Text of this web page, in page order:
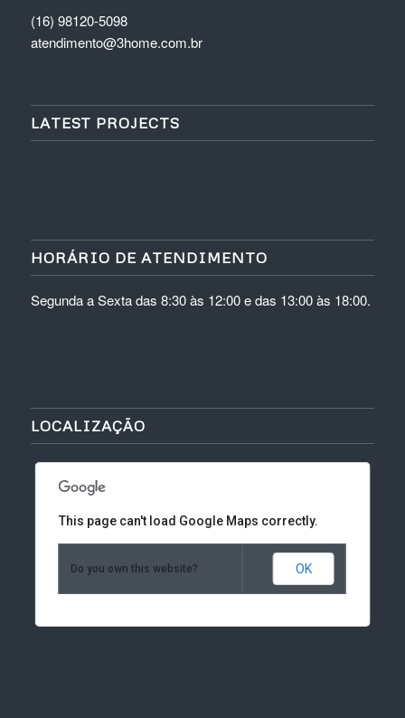
(16) 98120-5098
atendimento@3home.com.br
LATEST PROJECTS
HORÁRIO DE ATENDIMENTO
Segunda a Sexta das 8:30 às 12:00 e das 13:00 às 18:00.
LOCALIZAÇÃO
This page can't load Google Maps correctly.
Do you own this website? OK